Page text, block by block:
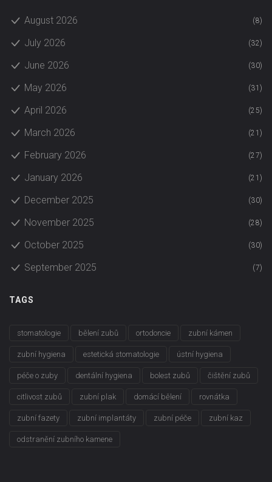
August 2026 (8)
July 2026 (32)
June 2026 (30)
May 2026 (31)
April 2026 (25)
March 2026 (21)
February 2026 (27)
January 2026 (21)
December 2025 (30)
November 2025 (28)
October 2025 (30)
September 2025 (7)
TAGS
stomatologie bělení zubů ortodoncie zubní kámen
zubní hygiena estetická stomatologie ústní hygiena
péče o zuby dentální hygiena bolest zubů čištění zubů
citlivost zubů zubní plak domácí bělení rovnátka
zubní fazety zubní implantáty zubní péče zubní kaz
odstranění zubního kamene